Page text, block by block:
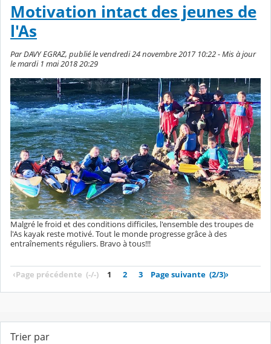
Motivation intact des jeunes de
l'As
Par DAVY EGRAZ, publié le vendredi 24 novembre 2017 10:22 - Mis à jour
le mardi 1 mai 2018 20:29
Malgré le froid et des conditions difficiles, l'ensemble des troupes de
l'As kayak reste motivé. Tout le monde progresse grâce à des
entraînements réguliers. Bravo à tous!!!
‹Page précédente (-/-) 1 2 3 Page suivante (2/3)›
Trier par